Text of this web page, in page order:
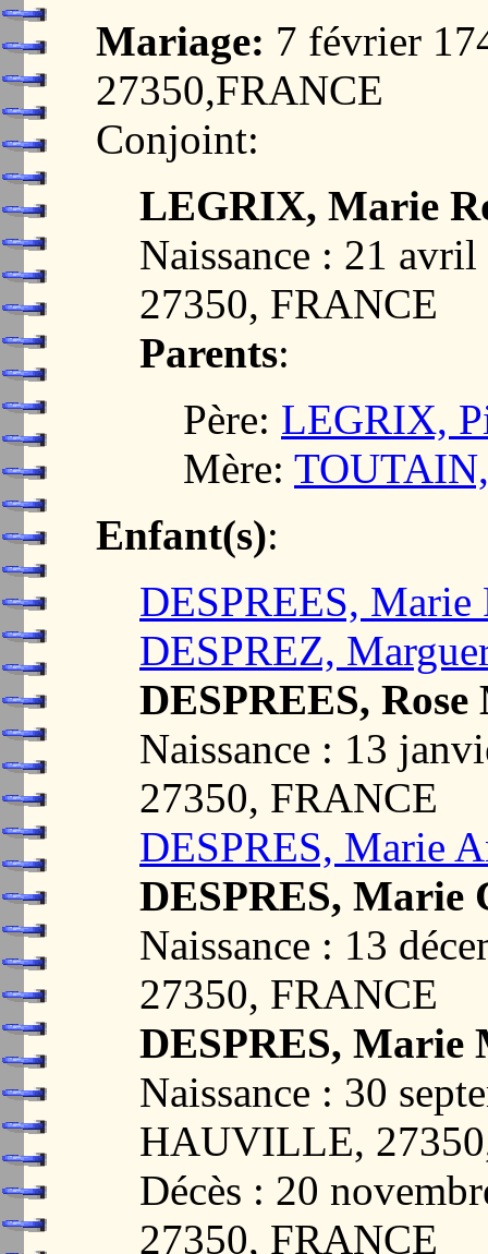
Mariage: 7 février
27350,FRANCE
Conjoint:
LEGRIX, Marie
Naissance : 21
27350, FRANCE
Parents:
Père: LEGRIX,
Mère:
Enfant(s):
DESPREES, Marie
DESPREZ,
DESPREES,
Naissance : 13
27350, FRANCE
DESPRES, Marie
DESPRES, Marie
Naissance : 13
27350, FRANCE
DESPRES, Marie
Naissance : 30
HAUVILLE,
Décès : 20
27350, FRANCE